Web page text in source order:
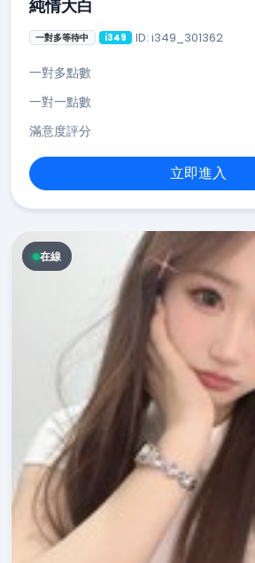
純情大白
一對多等待中 i349 ID: i349_301362
一對多點數
一對一點數
滿意度評分
立即進入
在線